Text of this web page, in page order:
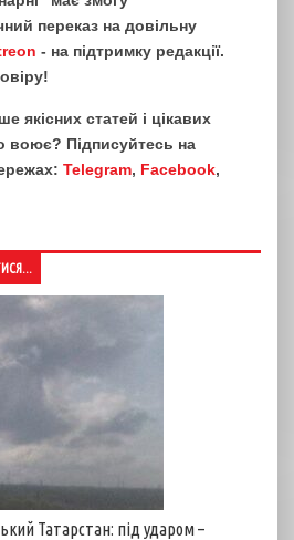
переказ на довільну
- на підтримку редакції.
якісних статей і цікавих
воює? Підписуйтесь на
Telegram, Facebook,
Татарстан: під ударом –